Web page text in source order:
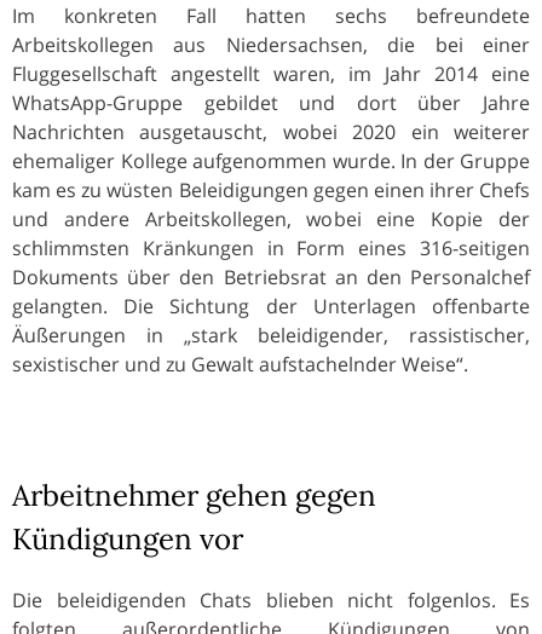
Im konkreten Fall hatten sechs befreundete
Arbeitskollegen aus Niedersachsen, die bei einer
Fluggesellschaft angestellt waren, im Jahr 2014 eine
WhatsApp-Gruppe gebildet und dort über Jahre
Nachrichten ausgetauscht, wobei 2020 ein weiterer
ehemaliger Kollege aufgenommen wurde. In der Gruppe
kam es zu wüsten Beleidigungen gegen einen ihrer Chefs
und andere Arbeitskollegen, wobei eine Kopie der
schlimmsten Kränkungen in Form eines 316-seitigen
Dokuments über den Betriebsrat an den Personalchef
gelangten. Die Sichtung der Unterlagen offenbarte
Äußerungen in „stark beleidigender, rassistischer,
sexistischer und zu Gewalt aufstachelnder Weise“.
Arbeitnehmer gehen gegen
Kündigungen vor
Die beleidigenden Chats blieben nicht folgenlos. Es